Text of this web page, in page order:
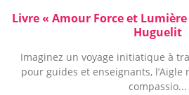
Livre « Amour Force et
Huguelit
Imaginez un voyage initiatique à
pour guides et enseignants, l’Aigle
compassio...